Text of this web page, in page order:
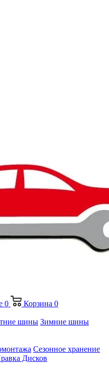
0 Корзина 0
шины Зимние шины
Сезонное хранение
Дисков